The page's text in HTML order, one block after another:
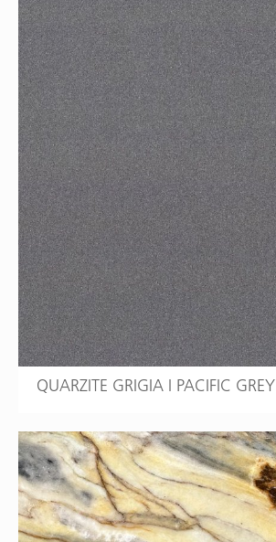
QUARZITE GRIGIA I PACIFIC GREY